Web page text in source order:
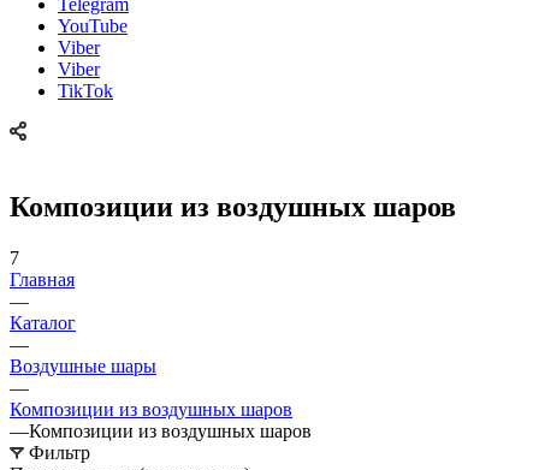
Telegram
YouTube
Viber
Viber
TikTok
Композиции из воздушных шаров
7
Главная
—
Каталог
—
Воздушные шары
—
Композиции из воздушных шаров
—Композиции из воздушных шаров
Фильтр